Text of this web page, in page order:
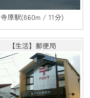
寺原駅(860m / 11分)
【生活】郵便局